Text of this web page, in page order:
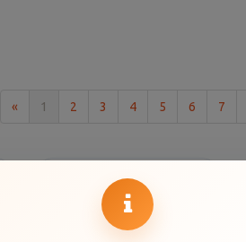
« 1 2 3 4 5 6 7